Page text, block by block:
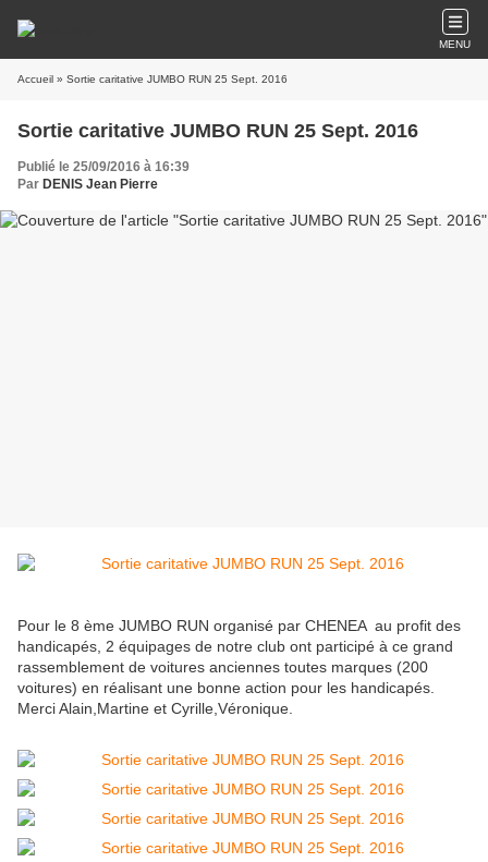
MENU
Accueil » Sortie caritative JUMBO RUN 25 Sept. 2016
Sortie caritative JUMBO RUN 25 Sept. 2016
Publié le 25/09/2016 à 16:39
Par DENIS Jean Pierre
Pour le 8 ème JUMBO RUN organisé par CHENEA au profit des
handicapés, 2 équipages de notre club ont participé à ce grand
rassemblement de voitures anciennes toutes marques (200
voitures) en réalisant une bonne action pour les handicapés.
Merci Alain,Martine et Cyrille,Véronique.